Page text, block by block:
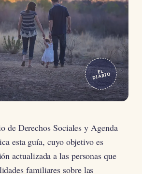
EL
DIARIO
de Derechos Sociales y Agenda
esta guía, cuyo objetivo es
actualizada a las personas que
familiares sobre las